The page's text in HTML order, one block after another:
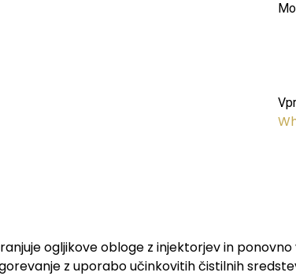
ogljikove obloge z injektorjev in
z uporabo učinkovitih čistilnih